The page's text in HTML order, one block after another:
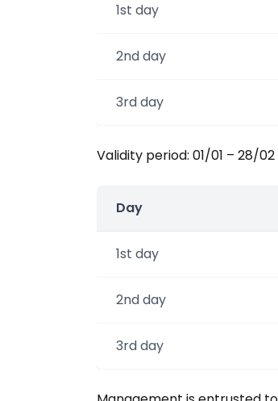
1st day
2nd day
3rd day
Validity period: 01/01 – 28/02
Day
1st day
2nd day
3rd day